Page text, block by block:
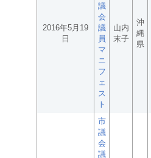
2016年5月19
日
議
会
議
員
マ
ニ
フ
ェ
ス
ト
山内
末子
沖
縄
県
市
議
会
議